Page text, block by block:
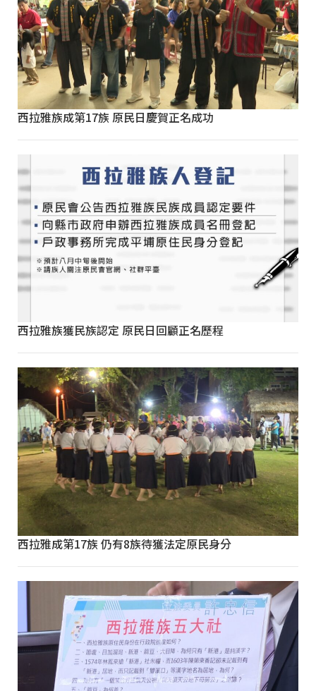
西拉雅族成第17族 原民日慶賀正名成功
西拉雅族獲民族認定 原民日回顧正名歷程
西拉雅成第17族 仍有8族待獲法定原民身分